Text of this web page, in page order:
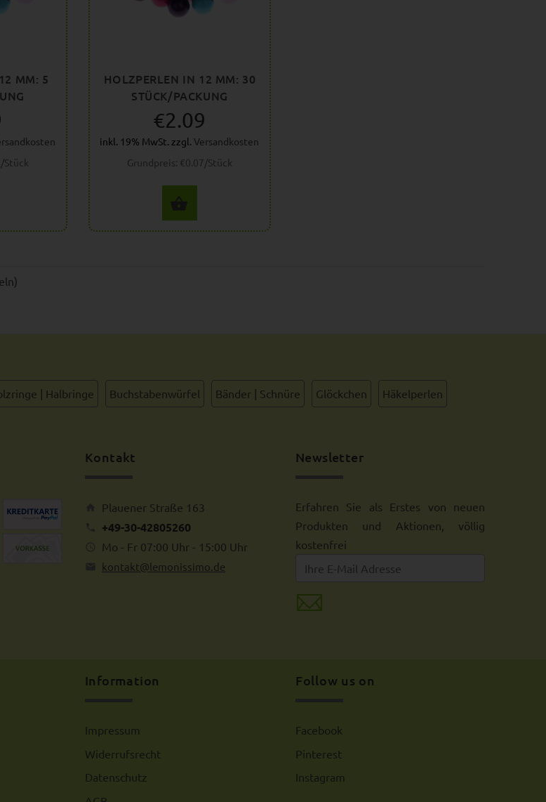
MM: 5
Stück
HOLZPERLEN IN 12 MM: 30
STÜCK/PACKUNG
€2.09
inkl. 19% MwSt. zzgl.Versandkosten
Grundpreis: €0.07/Stück
| Halbringe Buchstabenwürfel Bänder | Schnüre Glöckchen Häkelperlen
Kontakt
Plauener Straße 163
+49-30-42805260
Mo - Fr 07:00 Uhr - 15:00 Uhr
kontakt@lemonissimo.de
Newsletter
Erfahren Sie als Erstes von neuen
Produkten und Aktionen, völlig
kostenfrei
Information
Impressum
Widerrufsrecht
Datenschutz
Follow us on
Facebook
Pinterest
Instagram